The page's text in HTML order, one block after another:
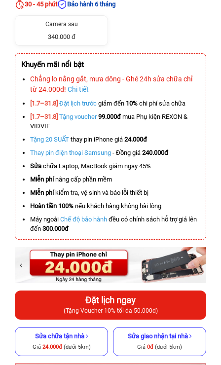
30 - 45 phút
Bảo hành 6 tháng
Camera sau
340.000 đ
Khuyến mãi nổi bật
Chẳng lo nắng gắt, mưa dông - Ghé 24h sửa chữa chỉ
từ 24.000đ! Chi tiết
[1.7–31.8] Đặt lịch trước giảm đến 10% chi phí sửa chữa
[1.7–31.8] Tặng voucher 99.000đmua Phụ kiện REXON &
VIDVIE
Tặng 20 SUẤT thay pin iPhone giá 24.000đ
Thay pin điện thoại Samsung - Đồng giá 240.000đ
Sửa chữa Laptop, MacBook giảm ngay 45%
Miễn phínâng cấp phần mềm
Miễn phíkiểm tra, vệ sinh và báo lỗi thiết bị
Hoàn tiền 100% nếu khách hàng không hài lòng
Máy ngoài Chế độ bảo hành đều có chính sách hỗ trợ giá lên
đến 300.000đ
Đặt lịch ngay
(Tặng Voucher 10% tối đa 50.000đ)
Sửa chữa tận nhà
Giá 24.000đ(dưới 5km)
Sửa giao nhận tại nhà
Giá 0đ (dưới 5km)